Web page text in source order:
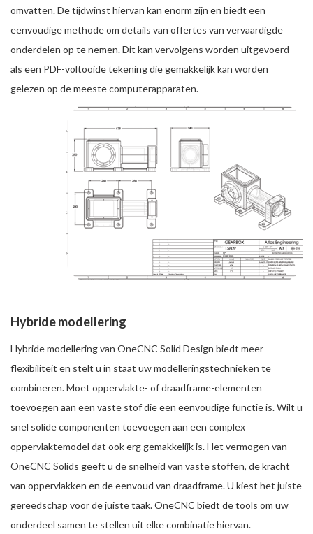
omvatten. De tijdwinst hiervan kan enorm zijn en biedt een
eenvoudige methode om details van offertes van vervaardigde
onderdelen op te nemen. Dit kan vervolgens worden uitgevoerd
als een PDF-voltooide tekening die gemakkelijk kan worden
gelezen op de meeste computerapparaten.
Hybride modellering
Hybride modellering van OneCNC Solid Design biedt meer
flexibiliteit en stelt u in staat uw modelleringstechnieken te
combineren. Moet oppervlakte- of draadframe-elementen
toevoegen aan een vaste stof die een eenvoudige functie is. Wilt u
snel solide componenten toevoegen aan een complex
oppervlaktemodel dat ook erg gemakkelijk is. Het vermogen van
OneCNC Solids geeft u de snelheid van vaste stoffen, de kracht
van oppervlakken en de eenvoud van draadframe. U kiest het juiste
gereedschap voor de juiste taak. OneCNC biedt de tools om uw
onderdeel samen te stellen uit elke combinatie hiervan.